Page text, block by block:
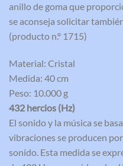
anillo de goma que
se aconseja solicitar
(producto n.º 1715)
Material: Cristal
Medida: 40 cm
Peso: 10.000 g
432 hercios (Hz)
El sonido y la música se
vibraciones se producen
sonido. Esta medida se